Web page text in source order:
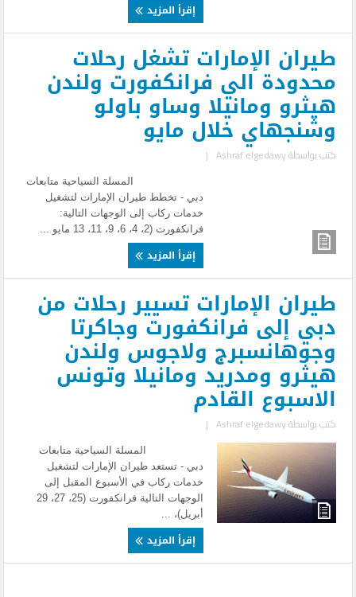
إقرأ المزيد
طيران الإمارات تشغل رحلات
محدودة الي فرانكفورت ولندن
هيثرو ومانيلا وساو باولو
وشنجهاي خلال مايو
كتب بواسطةAshraf elgedawy
|
المسلة السياحية متابعات
دبي - تخطط طيران الإمارات لتشغيل
خدمات ركاب إلى الوجهات التالية:
فرانكفورت (2، 4، 6، 9، 11، 13 مايو ...
إقرأ المزيد
طيران الإمارات تسيير رحلات من
دبي إلى فرانكفورت وجاكرتا
وجوهانسبرج ولاجوس ولندن
هيثرو ومدريد ومانيلا وتونس
الاسبوع القادم
كتب بواسطةAshraf elgedawy
|
المسلة السياحية متابعات
دبي - تستعد طيران الإمارات لتشغيل
خدمات ركاب في الأسبوع المقبل إلى
الوجهات التالية فرانكفورت (25، 27، 29
أبريل)، ...
إقرأ المزيد